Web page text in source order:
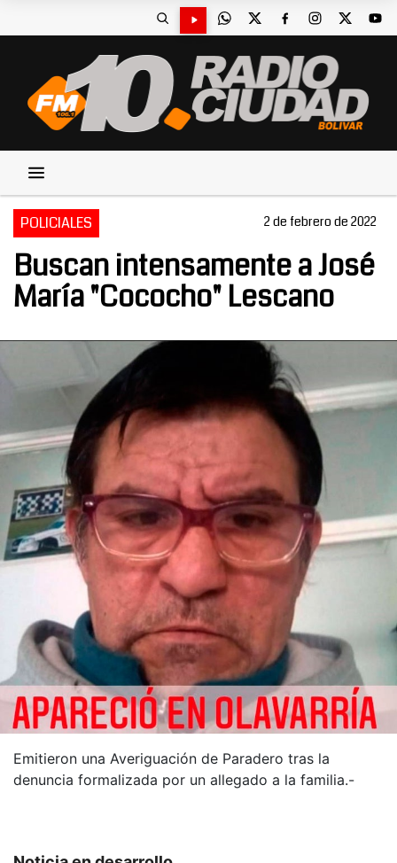
POLICIALES 2 de febrero de 2022
Buscan intensamente a José
María "Cococho" Lescano
Emitieron una Averiguación de Paradero tras la
denuncia formalizada por un allegado a la familia.-